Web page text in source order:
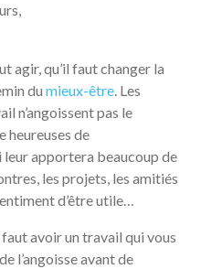
agir, qu’il faut changer la
du mieux-être. Les
n’angoissent pas le
heureuses de
leur apportera beaucoup de
les projets, les amitiés
d’être utile…
avoir un travail qui vous
l’angoisse avant de